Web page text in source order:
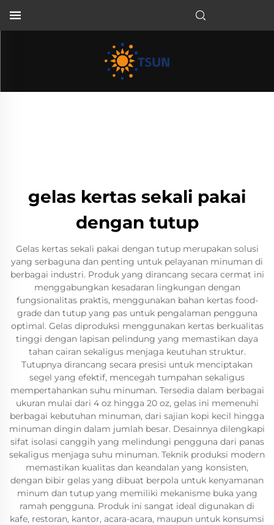
gelas kertas sekali pakai
dengan tutup
Gelas kertas sekali pakai dengan tutup merupakan solusi
yang serbaguna dan penting untuk pelayanan minuman di
berbagai industri. Produk yang dirancang secara cermat ini
menggabungkan kesadaran lingkungan dengan
fungsionalitas praktis, menggunakan bahan kertas food-
grade dan tutup yang pas untuk pengalaman pengguna
optimal. Gelas diproduksi menggunakan kertas berkualitas
tinggi dengan lapisan pelindung yang memastikan daya
tahan cairan sekaligus menjaga keutuhan struktur.
Tutupnya dirancang secara presisi untuk menciptakan
segel yang efektif, mencegah tumpahan sekaligus
mempertahankan suhu minuman. Tersedia dalam berbagai
ukuran mulai dari 4 oz hingga 20 oz, gelas ini memenuhi
berbagai kebutuhan minuman, dari sajian kopi kecil hingga
minuman dingin dalam jumlah besar. Desainnya dilengkapi
sifat isolasi canggih yang melindungi pengguna dari panas
sekaligus menjaga suhu minuman. Teknik produksi modern
memastikan kualitas dan keandalan yang konsisten,
dengan bibir gelas yang dibuat berpola untuk kenyamanan
minum dan tutup yang memiliki mekanisme buka yang
ramah pengguna. Produk ini sangat ideal digunakan di
kafe, restoran, kantor, acara-acara, maupun untuk konsumsi